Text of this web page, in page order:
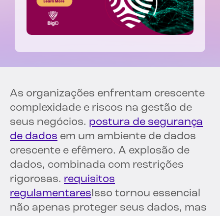
As organizações enfrentam crescente
complexidade e riscos na gestão de
seus negócios. postura de segurança
de dados em um ambiente de dados
crescente e efêmero. A explosão de
dados, combinada com restrições
rigorosas. requisitos
regulamentaresIsso tornou essencial
não apenas proteger seus dados, mas